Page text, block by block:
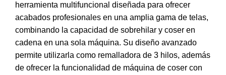
herramienta multifuncional diseñada para ofrecer
acabados profesionales en una amplia gama de telas,
combinando la capacidad de sobrehilar y coser en
cadena en una sola máquina. Su diseño avanzado
permite utilizarla como remalladora de 3 hilos, además
de ofrecer la funcionalidad de máquina de coser con